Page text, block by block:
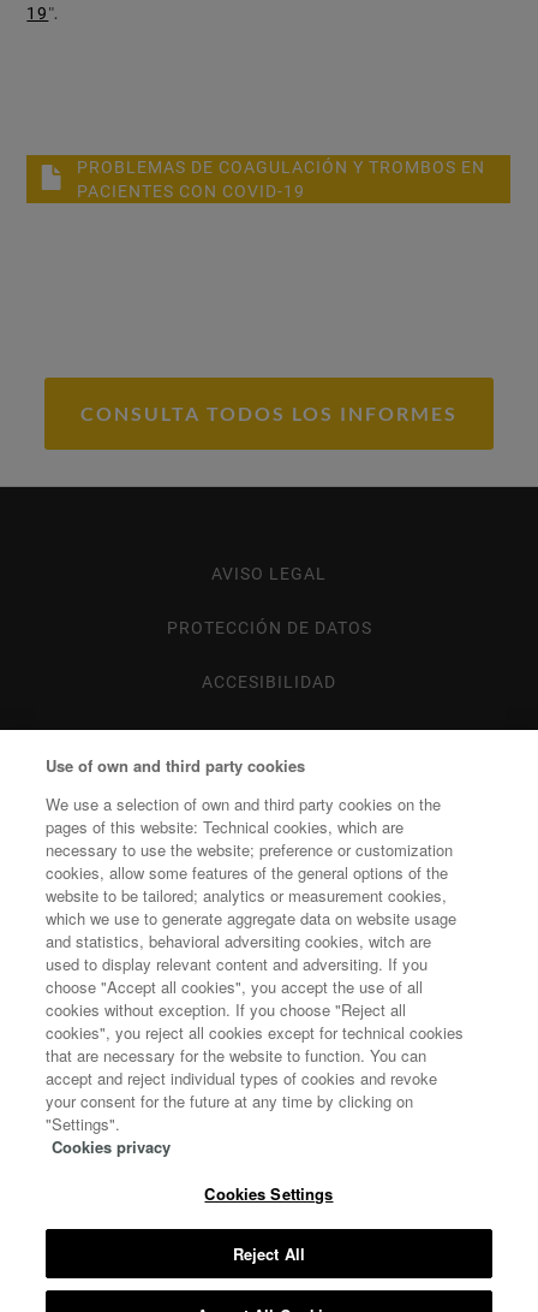
19".
PROBLEMAS DE COAGULACIÓN Y TROMBOS EN
PACIENTES CON COVID-19
CONSULTA TODOS LOS INFORMES
Footer
menu
AVISO LEGAL
PROTECCIÓN DE DATOS
ACCESIBILIDAD
MAPA WEB
Copyright 2020 © All rights reserved
MINISTERIO DE CIENCIA E INNOVACIÓN
MINISTERIO DE SANIDAD
Use of own and third party cookies
We use a selection of own and third party cookies on the
pages of this website: Technical cookies, which are
necessary to use the website; preference or customization
cookies, allow some features of the general options of the
website to be tailored; analytics or measurement cookies,
which we use to generate aggregate data on website usage
and statistics, behavioral adversiting cookies, witch are
used to display relevant content and adversiting. If you
choose "Accept all cookies", you accept the use of all
cookies without exception. If you choose "Reject all
cookies", you reject all cookies except for technical cookies
that are necessary for the website to function. You can
accept and reject individual types of cookies and revoke
your consent for the future at any time by clicking on
"Settings".
Cookies privacy
Cookies Settings
Reject All